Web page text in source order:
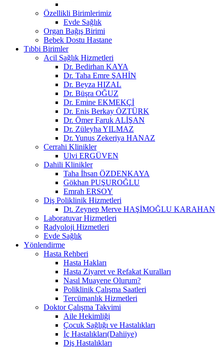
Özellikli Birimlerimiz
Evde Sağlık
Organ Bağış Birimi
Bebek Dostu Hastane
Tıbbi Birimler
Acil Sağlık Hizmetleri
Dr. Bedirhan KAYA
Dr. Taha Emre ŞAHİN
Dr. Beyza HIZAL
Dr. Büşra OĞUZ
Dr. Emine EKMEKÇİ
Dr. Enis Berkay ÖZTÜRK
Dr. Ömer Faruk ALİŞAN
Dr. Züleyha YILMAZ
Dr. Yunus Zekeriya HANAZ
Cerrahi Klinikler
Ulvi ERGÜVEN
Dahili Klinikler
Taha İhsan ÖZDENKAYA
Gökhan PUŞUROĞLU
Emrah ERSOY
Diş Poliklinik Hizmetleri
Dt. Zeynep Merve HAŞİMOĞLU KARAHAN
Laboratuvar Hizmetleri
Radyoloji Hizmetleri
Evde Sağlık
Yönlendirme
Hasta Rehberi
Hasta Hakları
Hasta Ziyaret ve Refakat Kuralları
Nasıl Muayene Olurum?
Poliklinik Çalışma Saatleri
Tercümanlık Hizmetleri
Doktor Çalışma Takvimi
Aile Hekimliği
Çocuk Sağlığı ve Hastalıkları
İç Hastalıkları(Dahiiye)
Diş Hastalıkları